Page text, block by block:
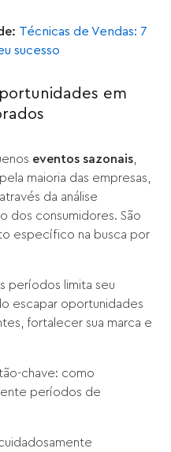
Técnicas de Vendas: 7
sucesso
em
eventos sazonais
maioria das empresas,
da análise
dos consumidores. São
específico na busca por
períodos limita seu
escapar oportunidades
fortalecer sua marca e
chave: como
períodos de